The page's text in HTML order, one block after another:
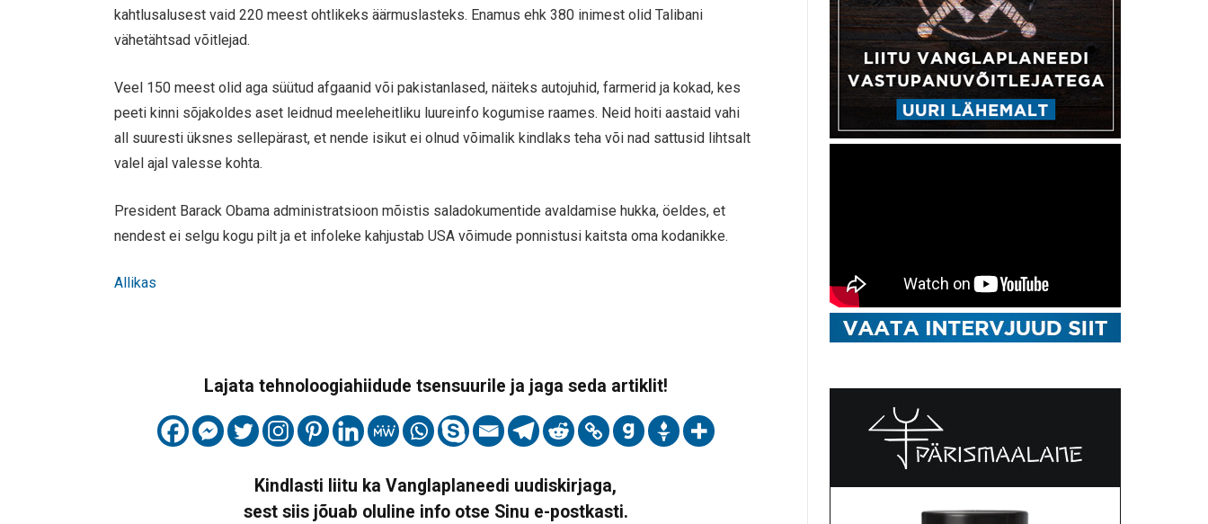
kahtlusalusest vaid 220 meest ohtlikeks äärmuslasteks. Enamus ehk 380 inimest olid Talibani
vähetähtsad võitlejad.
Veel 150 meest olid aga süütud afgaanid või pakistanlased, näiteks autojuhid, farmerid ja kokad, kes
peeti kinni sõjakoldes aset leidnud meeleheitliku luureinfo kogumise raames. Neid hoiti aastaid vahi
all suuresti üksnes sellepärast, et nende isikut ei olnud võimalik kindlaks teha või nad sattusid lihtsalt
valel ajal valesse kohta.
President Barack Obama administratsioon mõistis saladokumentide avaldamise hukka, öeldes, et
nendest ei selgu kogu pilt ja et infoleke kahjustab USA võimude ponnistusi kaitsta oma kodanikke.
Allikas
Lajata tehnoloogiahiidude tsensuurile ja jaga seda artiklit!
Kindlasti liitu ka Vanglaplaneedi uudiskirjaga,
sest siis jõuab oluline info otse Sinu e-postkasti.